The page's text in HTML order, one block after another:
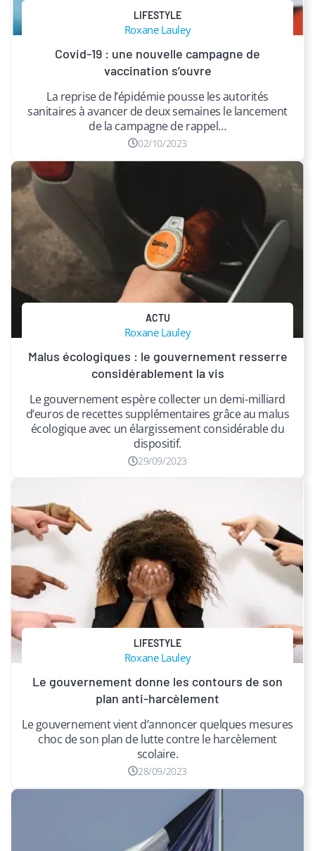
LIFESTYLE
Roxane Lauley
Covid-19 : une nouvelle campagne de
vaccination s’ouvre
La reprise de l’épidémie pousse les autorités
sanitaires à avancer de deux semaines le lancement
de la campagne de rappel…
02/10/2023
ACTU
Roxane Lauley
Malus écologiques : le gouvernement resserre
considérablement la vis
Le gouvernement espère collecter un demi-milliard
d’euros de recettes supplémentaires grâce au malus
écologique avec un élargissement considérable du
dispositif.
29/09/2023
LIFESTYLE
Roxane Lauley
​Le gouvernement donne les contours de son
plan anti-harcèlement
Le gouvernement vient d’annoncer quelques mesures
choc de son plan de lutte contre le harcèlement
scolaire.
28/09/2023